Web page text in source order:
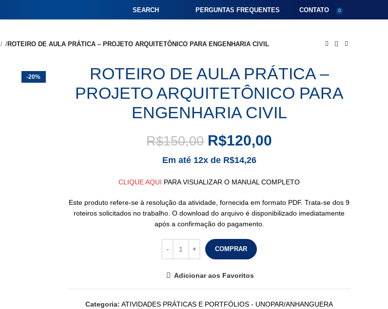
SEARCH PERGUNTAS FREQUENTES CONTATO 0
ROTEIRO DE AULA PRÁTICA – PROJETO ARQUITETÔNICO PARA ENGENHARIA CIVIL
-20%
ROTEIRO DE AULA PRÁTICA –
PROJETO ARQUITETÔNICO PARA
ENGENHARIA CIVIL
R$150,00 R$120,00
Em até 12x de R$14,26
CLIQUE AQUI PARA VISUALIZAR O MANUAL COMPLETO
Este produto refere-se à resolução da atividade, fornecida em formato PDF. Trata-se dos 9
roteiros solicitados no trabalho. O download do arquivo é disponibilizado imediatamente
após a confirmação do pagamento.
COMPRAR
Adicionar aos Favoritos
Categoria: ATIVIDADES PRÁTICAS E PORTFÓLIOS - UNOPAR/ANHANGUERA